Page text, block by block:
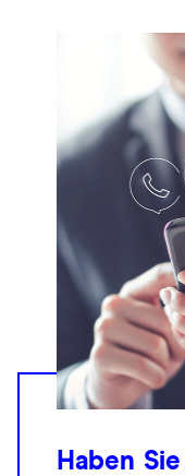
Haben